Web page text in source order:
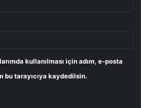
kullanılması için adım, e-posta
bu tarayıcıya kaydedilsin.